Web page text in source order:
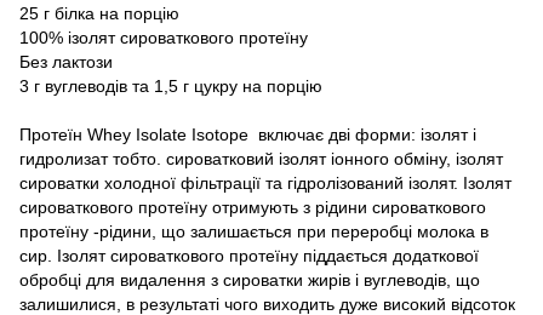
25 г білка на порцію
100% ізолят сироваткового протеїну
Без лактози
3 г вуглеводів та 1,5 г цукру на порцію
Протеїн Whey Isolate Isotope включає дві форми: ізолят і
гидролизат тобто. сироватковий ізолят іонного обміну, ізолят
сироватки холодної фільтрації та гідролізований ізолят. Ізолят
сироваткового протеїну отримують з рідини сироваткового
протеїну -рідини, що залишається при переробці молока в
сир. Ізолят сироваткового протеїну піддається додаткової
обробці для видалення з сироватки жирів і вуглеводів, що
залишилися, в результаті чого виходить дуже високий відсоток